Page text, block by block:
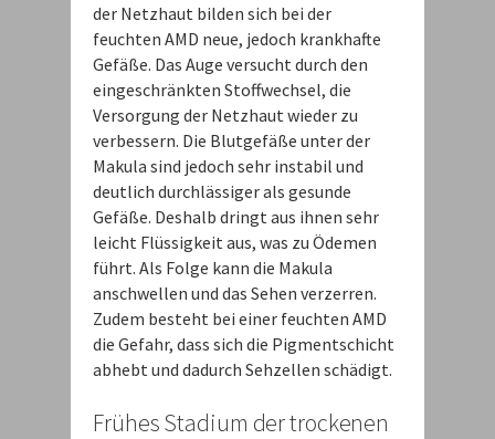
der Netzhaut bilden sich bei der
feuchten AMD neue, jedoch krankhafte
Gefäße. Das Auge versucht durch den
eingeschränkten Stoffwechsel, die
Versorgung der Netzhaut wieder zu
verbessern. Die Blutgefäße unter der
Makula sind jedoch sehr instabil und
deutlich durchlässiger als gesunde
Gefäße. Deshalb dringt aus ihnen sehr
leicht Flüssigkeit aus, was zu Ödemen
führt. Als Folge kann die Makula
anschwellen und das Sehen verzerren.
Zudem besteht bei einer feuchten AMD
die Gefahr, dass sich die Pigmentschicht
abhebt und dadurch Sehzellen schädigt.
Frühes Stadium der trockenen